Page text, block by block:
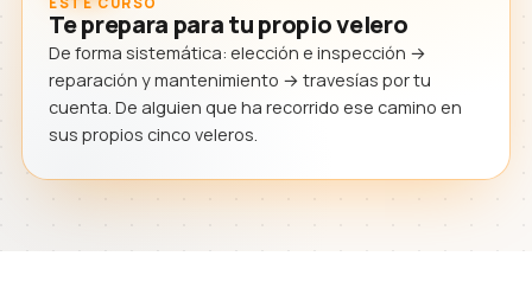
Te prepara para tu propio velero
De forma sistemática: elección e inspección →
reparación y mantenimiento → travesías por tu
cuenta. De alguien que ha recorrido ese camino en
sus propios cinco veleros.